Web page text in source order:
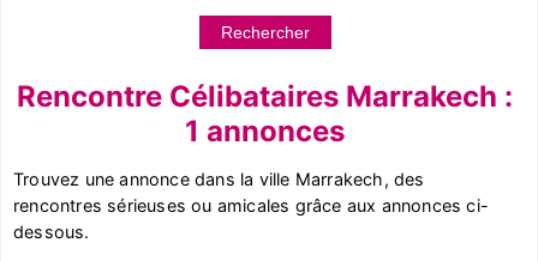
Rencontre Célibataires Marrakech :
1 annonces
Trouvez une annonce dans la ville Marrakech, des
rencontres sérieuses ou amicales grâce aux annonces ci-
dessous.